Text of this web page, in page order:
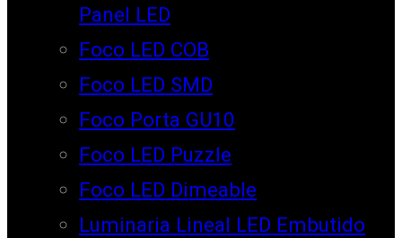
Panel LED
Foco LED COB
Foco LED SMD
Foco Porta GU10
Foco LED Puzzle
Foco LED Dimeable
Luminaria Lineal LED Embutido